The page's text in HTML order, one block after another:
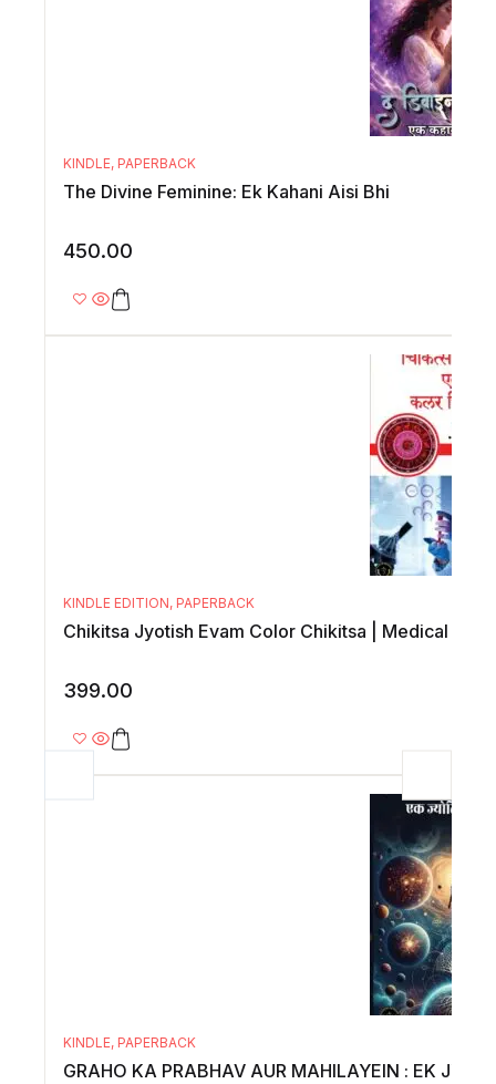
KINDLE, PAPERBACK
The Divine Feminine: Ek Kahani Aisi Bhi
450.00
KINDLE EDITION, PAPERBACK
Chikitsa Jyotish Evam
399.00
KINDLE, PAPERBACK
GRAHO KA PRABHAV AUR MAHILAYEIN : EK